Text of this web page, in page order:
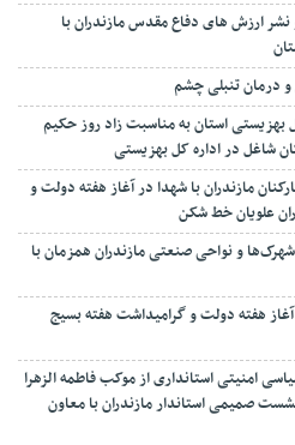
ارزش های دفاع مقدس مازندران با
بهزیستی استان به مناسبت زاد روز حکیم
شاغل در اداره کل بهزیستی
مازندران با شهدا در آغاز هفته دولت و
علویان خط شکن
عمرانی در شهرک‌ها و نواحی صنعتی مازندران همزمان با
آغاز هفته دولت و گرامیداشت هفته بسیج
امنیتی استانداری از موکب فاطمه الزهرا
صمیمی استاندار مازندران با معاون